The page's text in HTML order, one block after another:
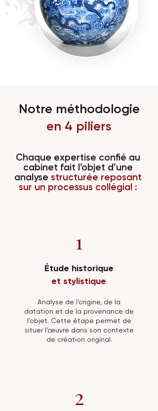
Notre méthodologie
en 4 piliers
Chaque expertise confié au
cabinet fait l’objet d’une
analyse structurée reposant
sur un processus collégial :
1
Étude historique
et stylistique
Analyse de l’origine, de la
datation et de la provenance de
l’objet. Cette étape permet de
situer l’œuvre dans son contexte
de création original.
2